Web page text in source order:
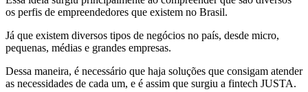
os perfis de empreendedores que existem no Brasil.
Já que existem diversos tipos de negócios no país, desde micro,
pequenas, médias e grandes empresas.
Dessa maneira, é necessário que haja soluções que consigam atender
as necessidades de cada um, e é assim que surgiu a fintech JUSTA.